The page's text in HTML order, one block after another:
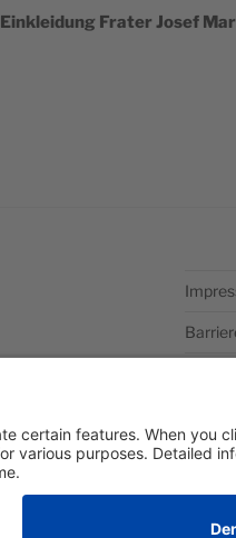
Einkleidung Frater Josef